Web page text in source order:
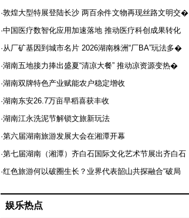
·敦煌大型特展登陆长沙 两百余件文物再现丝路文明交�
·中国医疗数智化应用加速落地 推动医疗科创成果转化
·从厂矿基因到城市名片 2026湖南株洲“厂BA”玩法多�
·湖南五地接力捧出盛夏“清凉大餐” 推动凉资源变热�
·湖南双牌特色产业赋能农户稳定增收
·湖南东安26.7万亩早稻喜获丰收
·湖南江永洗泥节解锁文旅新玩法
·第六届湖南旅游发展大会在湘潭开幕
·第七届湖南（湘潭）齐白石国际文化艺术节展出齐白石
·红色旅游何以破圈生长？业界代表韶山共探融合“破局
娱乐热点